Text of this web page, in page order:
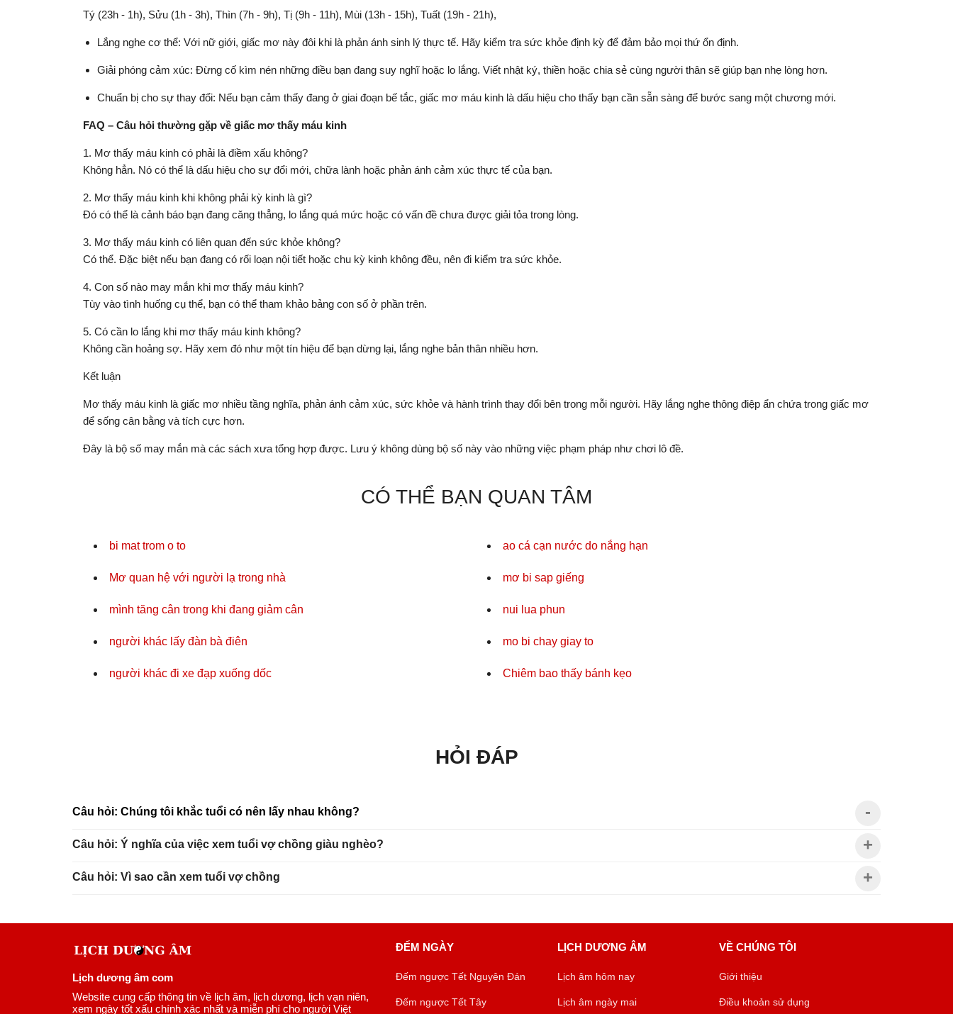
Tý (23h - 1h), Sửu (1h - 3h), Thìn (7h - 9h), Tị (9h - 11h), Mùi (13h - 15h), Tuất (19h - 21h),
Lắng nghe cơ thể: Với nữ giới, giấc mơ này đôi khi là phản ánh sinh lý thực tế. Hãy kiểm tra sức khỏe định kỳ để đảm bảo mọi thứ ổn định.
Giải phóng cảm xúc: Đừng cố kìm nén những điều bạn đang suy nghĩ hoặc lo lắng. Viết nhật ký, thiền hoặc chia sẻ cùng người thân sẽ giúp bạn nhẹ lòng hơn.
Chuẩn bị cho sự thay đổi: Nếu bạn cảm thấy đang ở giai đoạn bế tắc, giấc mơ máu kinh là dấu hiệu cho thấy bạn cần sẵn sàng để bước sang một chương mới.
FAQ – Câu hỏi thường gặp về giấc mơ thấy máu kinh
1. Mơ thấy máu kinh có phải là điềm xấu không?
Không hẳn. Nó có thể là dấu hiệu cho sự đổi mới, chữa lành hoặc phản ánh cảm xúc thực tế của bạn.
2. Mơ thấy máu kinh khi không phải kỳ kinh là gì?
Đó có thể là cảnh báo bạn đang căng thẳng, lo lắng quá mức hoặc có vấn đề chưa được giải tỏa trong lòng.
3. Mơ thấy máu kinh có liên quan đến sức khỏe không?
Có thể. Đặc biệt nếu bạn đang có rối loạn nội tiết hoặc chu kỳ kinh không đều, nên đi kiểm tra sức khỏe.
4. Con số nào may mắn khi mơ thấy máu kinh?
Tùy vào tình huống cụ thể, bạn có thể tham khảo bảng con số ở phần trên.
5. Có cần lo lắng khi mơ thấy máu kinh không?
Không cần hoảng sợ. Hãy xem đó như một tín hiệu để bạn dừng lại, lắng nghe bản thân nhiều hơn.
Kết luận
Mơ thấy máu kinh là giấc mơ nhiều tầng nghĩa, phản ánh cảm xúc, sức khỏe và hành trình thay đổi bên trong mỗi người. Hãy lắng nghe thông điệp ẩn chứa trong giấc mơ
để sống cân bằng và tích cực hơn.
Đây là bộ số may mắn mà các sách xưa tổng hợp được. Lưu ý không dùng bộ số này vào những việc phạm pháp như chơi lô đề.
CÓ THỂ BẠN QUAN TÂM
bi mat trom o to
Mơ quan hệ với người lạ trong nhà
mình tăng cân trong khi đang giảm cân
người khác lấy đàn bà điên
người khác đi xe đạp xuống dốc
ao cá cạn nước do nắng hạn
mơ bi sap giếng
nui lua phun
mo bi chay giay to
Chiêm bao thấy bánh kẹo
HỎI ĐÁP
Câu hỏi: Chúng tôi khắc tuổi có nên lấy nhau không?
Câu hỏi: Ý nghĩa của việc xem tuổi vợ chồng giàu nghèo?
Câu hỏi: Vì sao cần xem tuổi vợ chồng
Lịch dương âm com
Website cung cấp thông tin về lịch âm, lịch dương, lịch vạn niên,
xem ngày tốt xấu chính xác nhất và miễn phí cho người Việt
ĐẾM NGÀY
Đếm ngược Tết Nguyên Đán
Đếm ngược Tết Tây
LỊCH DƯƠNG ÂM
Lịch âm hôm nay
Lịch âm ngày mai
VỀ CHÚNG TÔI
Giới thiệu
Điều khoản sử dụng